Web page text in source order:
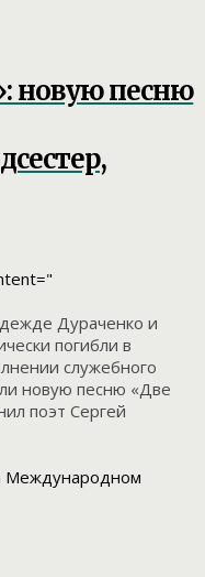
новую песню
Дураченко и
погибли в
служебного
новую песню «Две
поэт Сергей